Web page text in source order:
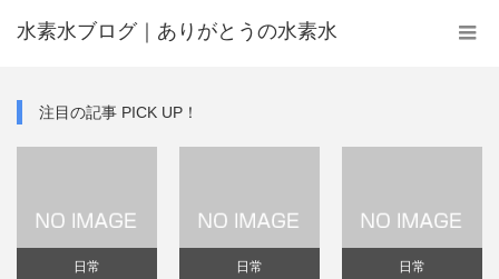
水素水ブログ｜ありがとうの水素水
注目の記事 PICK UP！
日常 日常 日常